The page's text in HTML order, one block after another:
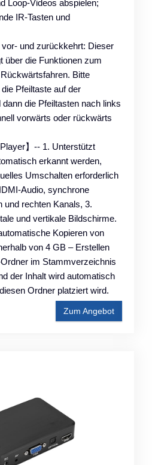
Loop-Videos abspielen;
IR-Tasten und
vor- und zurückkehrt: Dieser
über die Funktionen zum
Bitte
Pfeiltaste auf der
dann die Pfeiltasten nach links
vorwärts oder rückwärts
】-- 1. Unterstützt
erkannt werden,
Umschalten erforderlich
Audio, synchrone
und rechten Kanals, 3.
und vertikale Bildschirme.
Kopieren von
von 4 GB – Erstellen
im Stammverzeichnis
der Inhalt wird automatisch
Ordner platziert wird.
Zum Angebot